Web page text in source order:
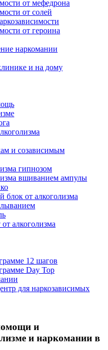
от мефедрона
от солей
от героина
наркомании
и на дому
и созависимым
гипнозом
вшиванием ампулы
блок от алкоголизма
алкоголизма
12 шагов
Day Top
для наркозависимых
и
и наркомании в